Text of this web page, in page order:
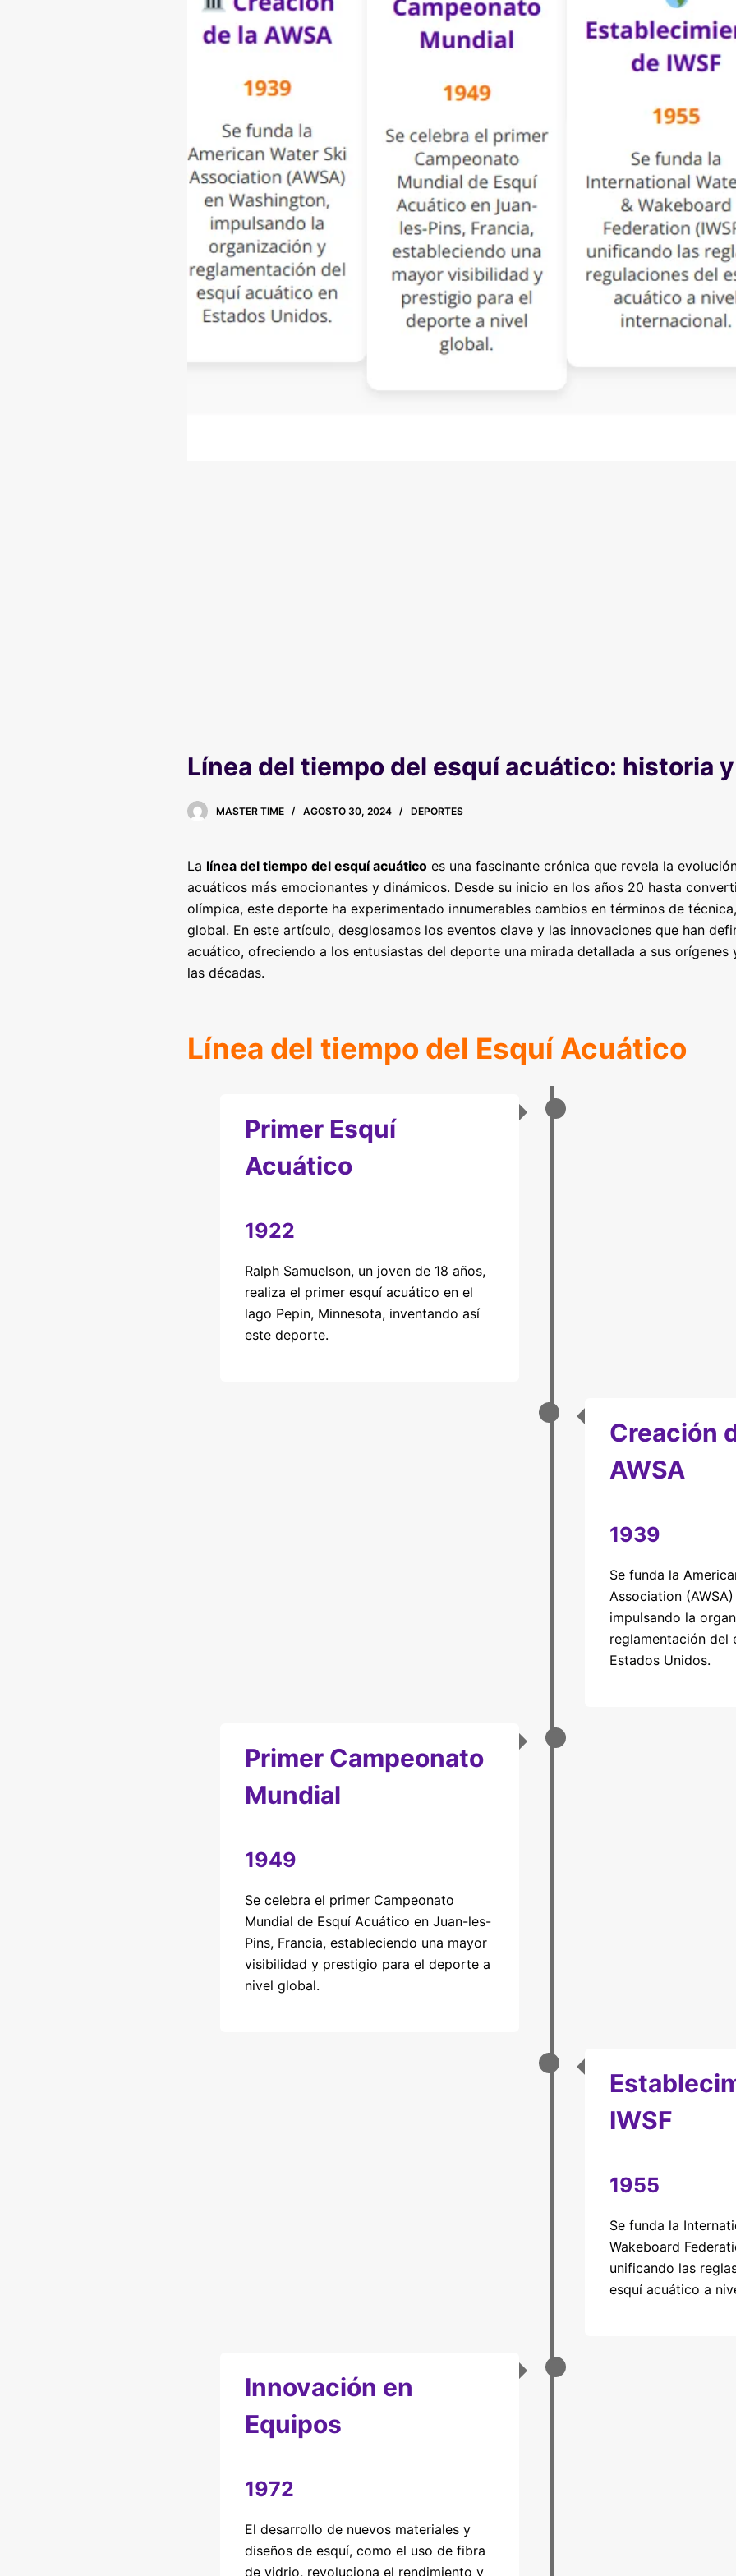
Línea del tiempo del esquí acuático: historia
MASTER TIME AGOSTO 30, 2024 DEPORTES
La línea del tiempo del esquí acuáticoes una fascinante crónica que revela la
acuáticos más emocionantes y dinámicos. Desde su inicio en los años 20 hasta
olímpica, este deporte ha experimentado innumerables cambios en términos de
global. En este artículo, desglosamos los eventos clave y las innovaciones que han
acuático, ofreciendo a los entusiastas del deporte una mirada detallada a sus
las décadas.
Línea del tiempo del Esquí Acuático
Primer Esquí
Acuático
1922
Ralph Samuelson, un joven de 18 años,
realiza el primer esquí acuático en el
lago Pepin, Minnesota, inventando así
este deporte.
Creación
AWSA
1939
Se funda la
Association
impulsando la
reglamentación del
Estados Unidos.
Primer Campeonato
Mundial
1949
Se celebra el primer Campeonato
Mundial de Esquí Acuático en Juan-les-
Pins, Francia, estableciendo una mayor
visibilidad y prestigio para el deporte a
nivel global.
IWSF
1955
Se funda la
Wakeboard
unificando las
esquí acuático a
Innovación en
Equipos
1972
El desarrollo de nuevos materiales y
diseños de esquí, como el uso de fibra
de vidrio, revoluciona el rendimiento y